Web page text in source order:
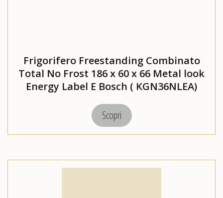
Frigorifero Freestanding Combinato
Total No Frost 186 x 60 x 66 Metal look
Energy Label E Bosch ( KGN36NLEA)
Scopri